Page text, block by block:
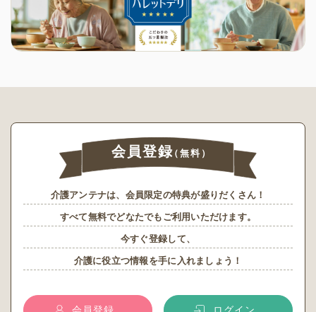
会員登録（無料）
介護アンテナは、会員限定の特典が盛りだくさん！
すべて無料でどなたでもご利用いただけます。
今すぐ登録して、
介護に役立つ情報を手に入れましょう！